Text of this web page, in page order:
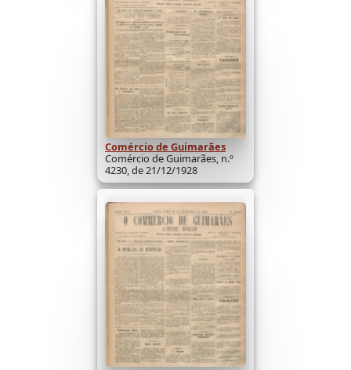
Comércio de Guimarães
Comércio de Guimarães, n.º
4230, de 21/12/1928